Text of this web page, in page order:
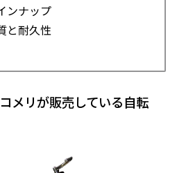
ンナップ
と耐久性
メリが販売している自転